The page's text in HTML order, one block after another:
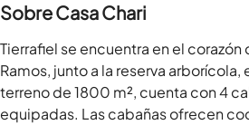
Sobre Casa Chari
Tierrafiel se encuentra en el
Ramos, junto a la reserva arborícola,
terreno de 1800 m², cuenta con 4
equipadas. Las cabañas ofrecen